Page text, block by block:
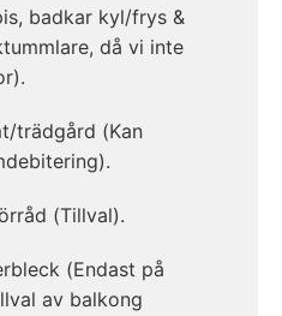
badkar kyl/frys &
då vi inte
trädgård (Kan
(Tillval).
(Endast på
av balkong